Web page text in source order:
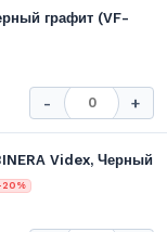
графит (VF-
- +
Videx, Черный
20%